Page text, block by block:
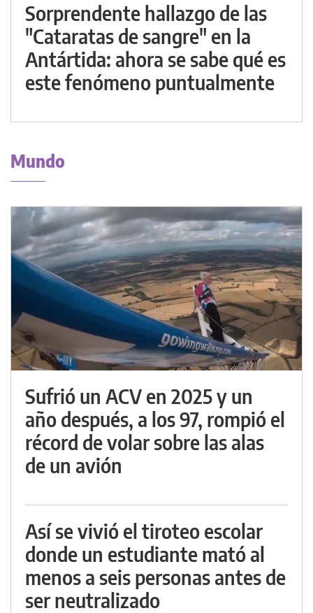
Sorprendente hallazgo de las
"Cataratas de sangre" en la
Antártida: ahora se sabe qué es
este fenómeno puntualmente
Mundo
Sufrió un ACV en 2025 y un
año después, a los 97, rompió el
récord de volar sobre las alas
de un avión
Así se vivió el tiroteo escolar
donde un estudiante mató al
menos a seis personas antes de
ser neutralizado